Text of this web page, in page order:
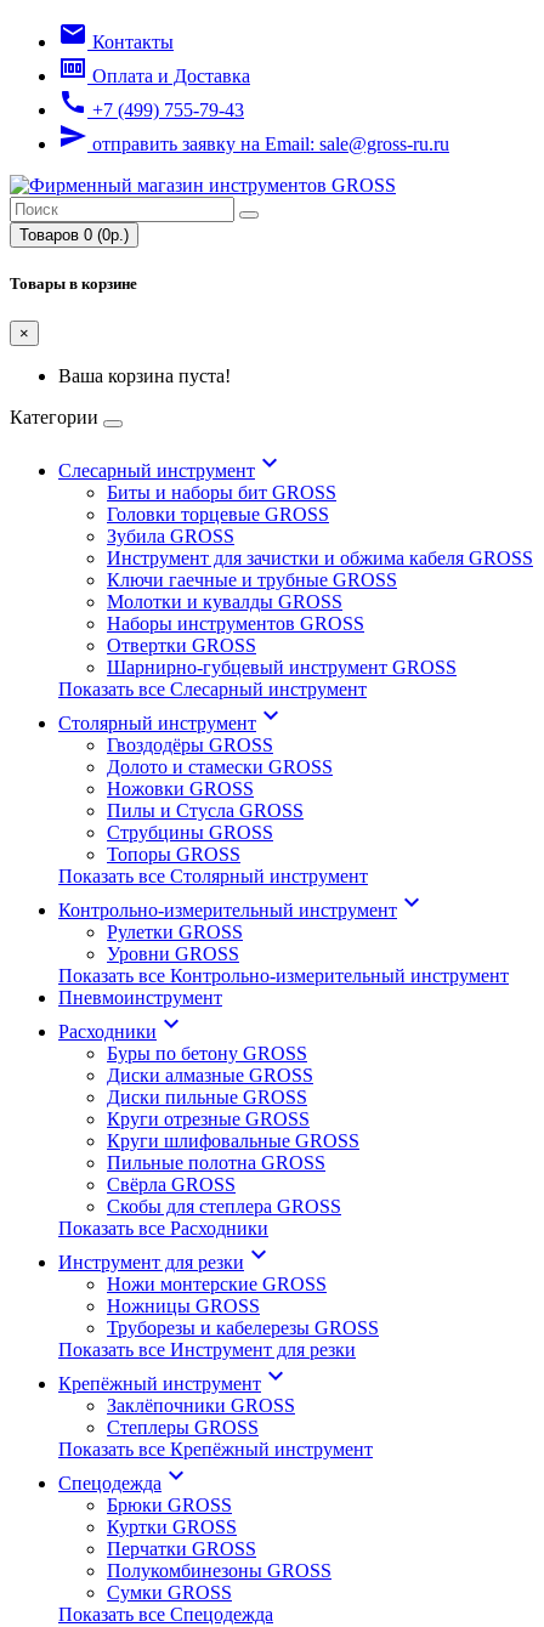
email Контакты
money Оплата и Доставка
call +7 (499) 755-79-43
send отправить заявку на Email: sale@gross-ru.ru
Товаров 0 (0р.)
Товары в корзине
×
Ваша корзина пуста!
Категории
Слесарный инструмент keyboard_arrow_down
Биты и наборы бит GROSS
Головки торцевые GROSS
Зубила GROSS
Инструмент для зачистки и обжима кабеля GROSS
Ключи гаечные и трубные GROSS
Молотки и кувалды GROSS
Наборы инcтрументов GROSS
Отвертки GROSS
Шарнирно-губцевый инструмент GROSS
Показать все Слесарный инструмент
Столярный инструмент keyboard_arrow_down
Гвоздодёры GROSS
Долото и стамески GROSS
Ножовки GROSS
Пилы и Стусла GROSS
Струбцины GROSS
Топоры GROSS
Показать все Столярный инструмент
Контрольно-измерительный инструмент keyboard_arrow_down
Рулетки GROSS
Уровни GROSS
Показать все Контрольно-измерительный инструмент
Пневмоинструмент
Расходники keyboard_arrow_down
Буры по бетону GROSS
Диски алмазные GROSS
Диски пильные GROSS
Круги отрезные GROSS
Круги шлифовальные GROSS
Пильные полотна GROSS
Свёрла GROSS
Скобы для степлера GROSS
Показать все Расходники
Инструмент для резки keyboard_arrow_down
Ножи монтерские GROSS
Ножницы GROSS
Труборезы и кабелерезы GROSS
Показать все Инструмент для резки
Крепёжный инструмент keyboard_arrow_down
Заклёпочники GROSS
Степлеры GROSS
Показать все Крепёжный инструмент
Спецодежда keyboard_arrow_down
Брюки GROSS
Куртки GROSS
Перчатки GROSS
Полукомбинезоны GROSS
Сумки GROSS
Показать все Спецодежда